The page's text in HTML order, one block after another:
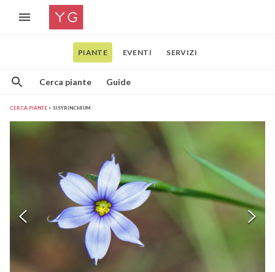
PIANTE EVENTI SERVIZI
Cerca piante Guide
CERCA PIANTE SISYRINCHIUM